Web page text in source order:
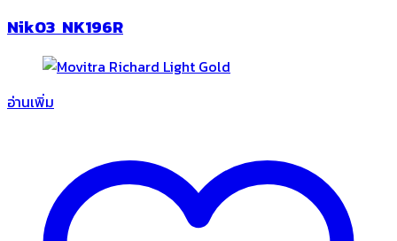
Nik03 NK196R
อ่านเพิ่ม